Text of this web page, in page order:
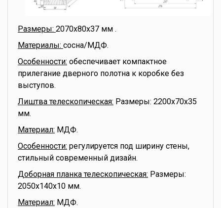
Размеры: 2070x80x37 мм .
Материалы: сосна/МДФ.
Особенности: обеспечивает компактное
прилегание дверного полотна к коробке без
выступов.
Лиштва телескопическая: Размеры: 2200x70x35
мм.
Материал: МДФ.
Особенности: регулируется под ширину стены,
стильный современный дизайн.
Доборная планка телескопическая: Размеры:
2050x140x10 мм.
Материал: МДФ.